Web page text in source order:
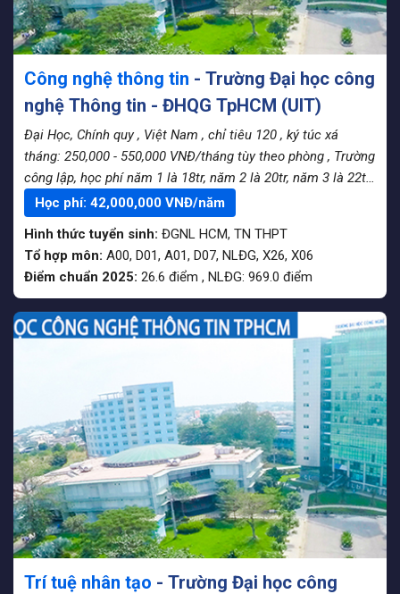
Công nghệ thông tin - Trường Đại học công
nghệ Thông tin - ĐHQG TpHCM (UIT)
Đại Học, Chính quy , Việt Nam , chỉ tiêu 120 , ký túc xá
tháng: 250,000 - 550,000 VNĐ/tháng tùy theo phòng , Trường
công lập, học phí năm 1 là 18tr, năm 2 là 20tr, năm 3 là 22tr,
năm 4 là 24tr
Học phí: 42,000,000 VNĐ/năm
Hình thức tuyển sinh: ĐGNL HCM, TN THPT
Tổ hợp môn: A00, D01, A01, D07, NLĐG, X26, X06
Điểm chuẩn 2025: 26.6 điểm , NLĐG: 969.0 điểm
Trí tuệ nhân tạo - Trường Đại học công